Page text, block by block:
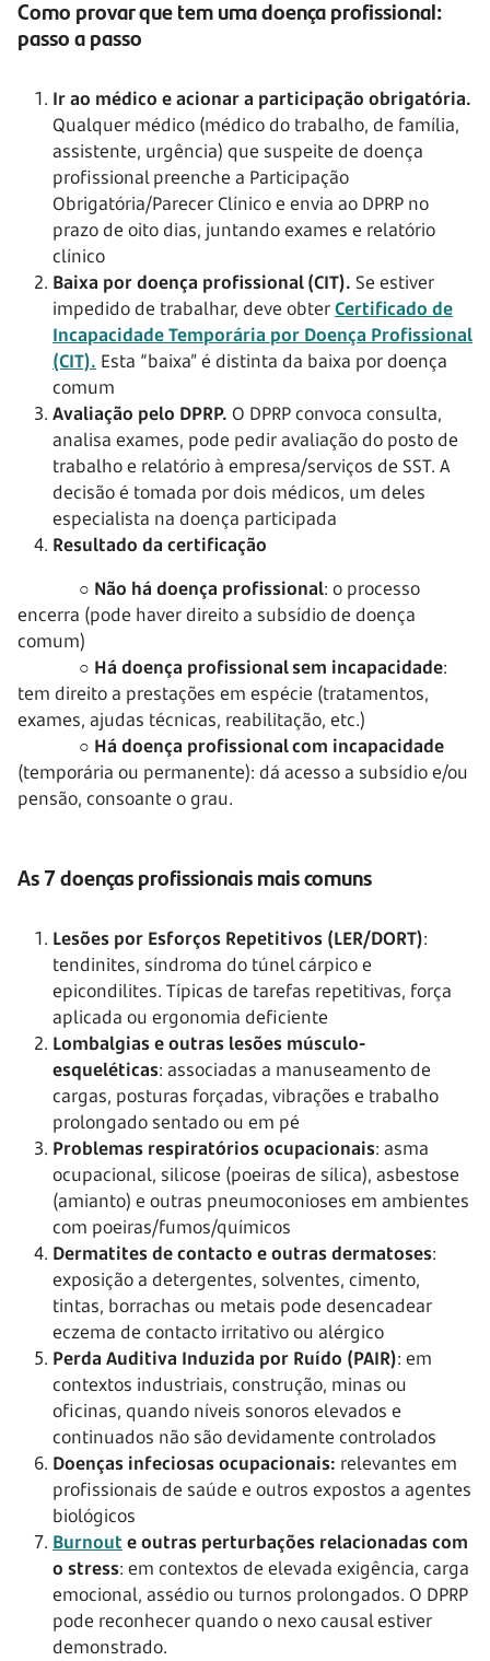
Como provar que tem uma doença profissional:
passo a passo
Ir ao médico e acionar a participação obrigatória.
Qualquer médico (médico do trabalho, de família,
assistente, urgência) que suspeite de doença
profissional preenche a Participação
Obrigatória/Parecer Clínico e envia ao DPRP no
prazo de oito dias, juntando exames e relatório
clínico
Baixa por doença profissional (CIT). Se estiver
impedido de trabalhar, deve obterCertificado de
Incapacidade Temporária por Doença Profissional
(CIT). Esta “baixa” é distinta da baixa por doença
comum
Avaliação pelo DPRP. O DPRP convoca consulta,
analisa exames, pode pedir avaliação do posto de
trabalho e relatório à empresa/serviços de SST. A
decisão é tomada por dois médicos, um deles
especialista na doença participada
Resultado da certificação
○ Não há doença profissional: o processo
encerra (pode haver direito a subsídio de doença
comum)
○ Há doença profissional sem incapacidade:
tem direito a prestações em espécie (tratamentos,
exames, ajudas técnicas, reabilitação, etc.)
○ Há doença profissional com incapacidade
(temporária ou permanente): dá acesso a subsídio e/ou
pensão, consoante o grau.
As 7 doenças profissionais mais comuns
Lesões por Esforços Repetitivos (LER/DORT):
tendinites, síndroma do túnel cárpico e
epicondilites. Típicas de tarefas repetitivas, força
aplicada ou ergonomia deficiente
Lombalgias e outras lesões músculo-
esqueléticas: associadas a manuseamento de
cargas, posturas forçadas, vibrações e trabalho
prolongado sentado ou em pé
Problemas respiratórios ocupacionais: asma
ocupacional, silicose (poeiras de sílica), asbestose
(amianto) e outras pneumoconioses em ambientes
com poeiras/fumos/químicos
Dermatites de contacto e outras dermatoses:
exposição a detergentes, solventes, cimento,
tintas, borrachas ou metais pode desencadear
eczema de contacto irritativo ou alérgico
Perda Auditiva Induzida por Ruído (PAIR): em
contextos industriais, construção, minas ou
oficinas, quando níveis sonoros elevados e
continuados não são devidamente controlados
Doenças infeciosas ocupacionais: relevantes em
profissionais de saúde e outros expostos a agentes
biológicos
Burnout e outras perturbações relacionadas com
o stress: em contextos de elevada exigência, carga
emocional, assédio ou turnos prolongados. O DPRP
pode reconhecer quando o nexo causal estiver
demonstrado.